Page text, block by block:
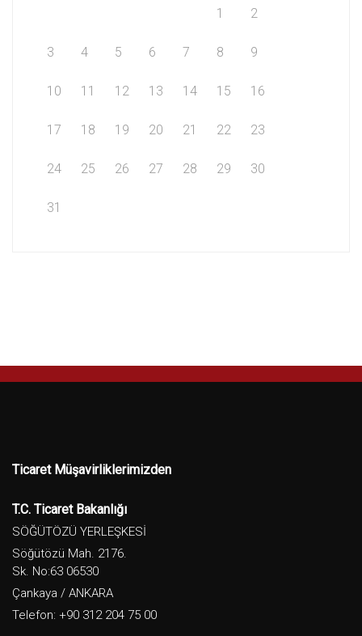
1 2
3 4 5 6 7 8 9
10 11 12 13 14 15 16
17 18 19 20 21 22 23
24 25 26 27 28 29 30
31
Ticaret Müşavirliklerimizden
T.C. Ticaret Bakanlığı
SÖĞÜTÖZÜ YERLEŞKESİ
Söğütözü Mah. 2176.
Sk. No:63 06530
Çankaya / ANKARA
Telefon: +90 312 204 75 00